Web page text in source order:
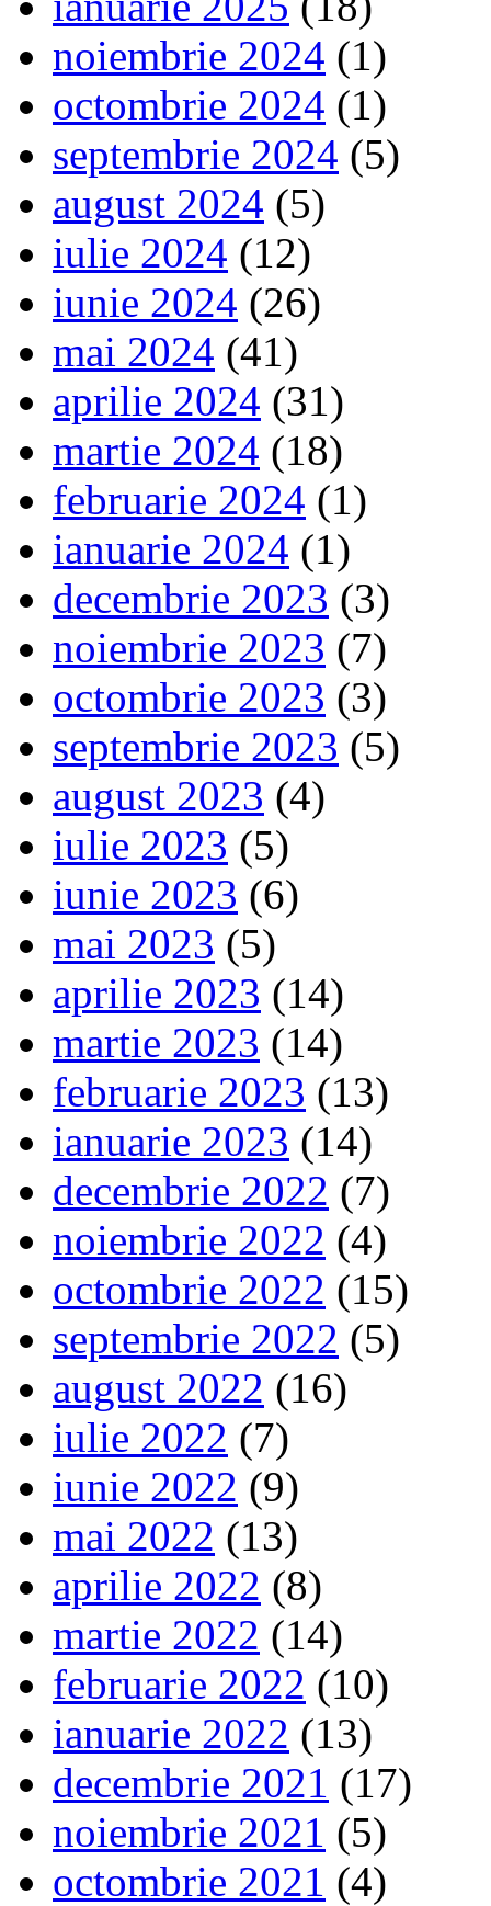
noiembrie 2024 (1)
octombrie 2024 (1)
septembrie 2024 (5)
august 2024 (5)
iulie 2024 (12)
iunie 2024 (26)
mai 2024 (41)
aprilie 2024 (31)
martie 2024 (18)
februarie 2024 (1)
ianuarie 2024 (1)
decembrie 2023 (3)
noiembrie 2023 (7)
octombrie 2023 (3)
septembrie 2023 (5)
august 2023 (4)
iulie 2023 (5)
iunie 2023 (6)
mai 2023 (5)
aprilie 2023 (14)
martie 2023 (14)
februarie 2023 (13)
ianuarie 2023 (14)
decembrie 2022 (7)
noiembrie 2022 (4)
octombrie 2022 (15)
septembrie 2022 (5)
august 2022 (16)
iulie 2022 (7)
iunie 2022 (9)
mai 2022 (13)
aprilie 2022 (8)
martie 2022 (14)
februarie 2022 (10)
ianuarie 2022 (13)
decembrie 2021 (17)
noiembrie 2021 (5)
octombrie 2021 (4)